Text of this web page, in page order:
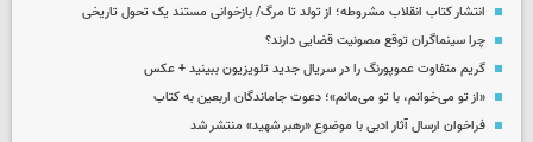
انتشار کتاب انقلاب مشروطه؛ از تولد تا مرگ/ بازخوانی مستند یک تحول تاریخی
چرا سینماگران توقع مصونیت قضایی دارند؟
گریم متفاوت عموپورنگ را در سریال جدید تلویزیون ببینید + عکس
«از تو می‌خوانم، با تو می‌مانم»؛ دعوت جاماندگان اربعین به کتاب
فراخوان ارسال آثار ادبی با موضوع «رهبر شهید» منتشر شد